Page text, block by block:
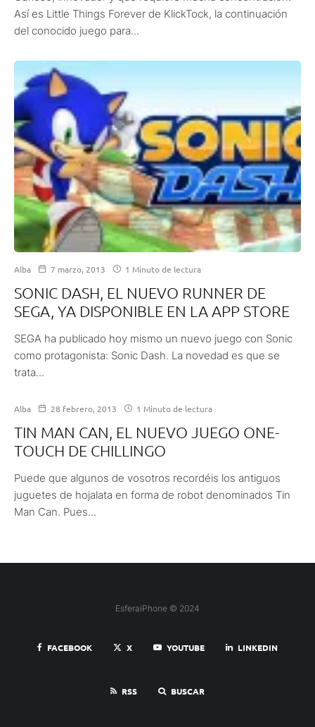
Así es Little Things Forever de KlickTock, la continuación
del conocido juego para...
Alba 7 marzo, 2013 1 Minuto de lectura
SONIC DASH, EL NUEVO RUNNER DE
SEGA, YA DISPONIBLE EN LA APP STORE
SEGA ha publicado hoy mismo un nuevo juego con Sonic
como protagonista: Sonic Dash. La novedad es que se
trata...
Alba 28 febrero, 2013 1 Minuto de lectura
TIN MAN CAN, EL NUEVO JUEGO ONE-
TOUCH DE CHILLINGO
Puede que algunos de vosotros recordéis los antiguos
juguetes de hojalata en forma de robot denominados Tin
Man Can. Pues...
EsferaiPhone © 2024
FACEBOOK X YOUTUBE LINKEDIN
RSS BUSCAR